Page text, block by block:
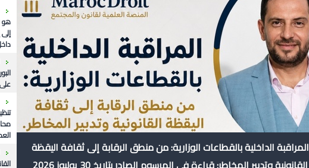
هو
المراقبة الداخلية بالقطاعات الوزارية: من منطق الرقابة إلى ثقافة اليقظة